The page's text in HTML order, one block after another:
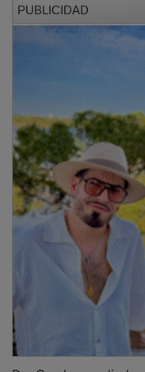
DayOne ha
de 150 millones de
crecimiento de
base tecnológica, en
dispone de servicios
que apoyan el
Angels, Venture
desarrolla una labor
diferentes actores
relaciones, las
innovación mediante
PUBLICIDAD